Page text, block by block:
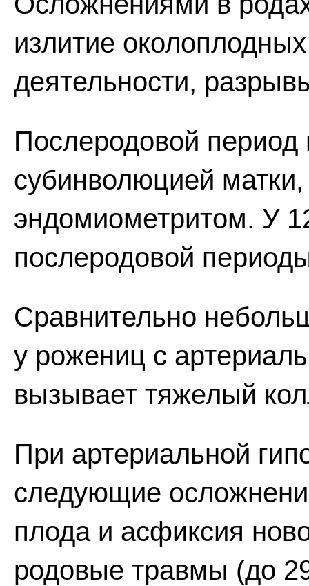
излитие
деятельности,
Послеродовой период
субинволюцией
эндомиометритом. У
послеродовой
Сравнительно
у рожениц с
вызывает тяжелый
При артериальной
следующие
плода и асфиксия
родовые травмы (до